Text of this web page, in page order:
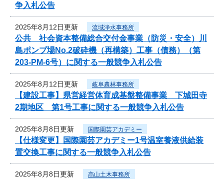
争入札公告
2025年8月12日更新 流域浄水事務所
公共 社会資本整備総合交付金事業（防災・安全）川
島ポンプ場No.2破砕機（再構築）工事（債務）（第
203-PM-6号）に関する一般競争入札公告
2025年8月12日更新 岐阜農林事務所
【建設工事】県営経営体育成基盤整備事業 下城田寺
2期地区 第1号工事に関する一般競争入札公告
2025年8月8日更新 国際園芸アカデミー
【仕様変更】国際園芸アカデミー1号温室養液供給装
置交換工事に関する一般競争入札公告
2025年8月8日更新 高山土木事務所